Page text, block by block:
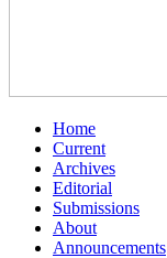
Home
Current
Archives
Editorial
Submissions
About
Announcements